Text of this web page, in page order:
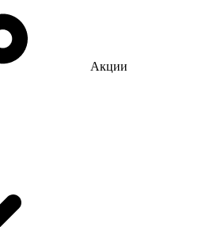
Акции